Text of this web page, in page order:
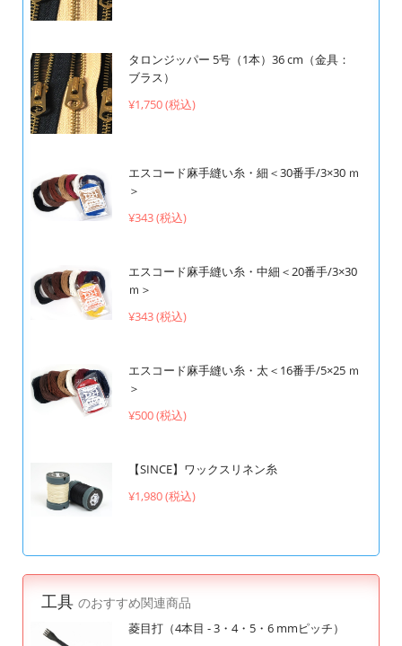
タロンジッパー 5号（1本）36 cm（金具：
ブラス）
¥1,750 (税込)
エスコード麻手縫い糸・細＜30番手/3×30 ｍ
＞
¥343 (税込)
エスコード麻手縫い糸・中細＜20番手/3×30
ｍ＞
¥343 (税込)
エスコード麻手縫い糸・太＜16番手/5×25 ｍ
＞
¥500 (税込)
【SINCE】ワックスリネン糸
¥1,980 (税込)
工具 のおすすめ関連商品
菱目打（4本目 - 3・4・5・6 mmピッチ）